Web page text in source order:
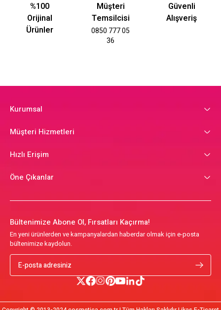
%100
Orijinal
Ürünler
Müşteri
Temsilcisi
0850 777 05
36
Güvenli
Alışveriş
Kurumsal
Müşteri Hizmetleri
Hızlı Erişim
Öne Çıkanlar
Bültenimize Abone Ol, Fırsatları Kaçırma!
En yeni ürünlerden ve kampanyalardan haberdar olmak için e-posta
bültenimize kaydolun.